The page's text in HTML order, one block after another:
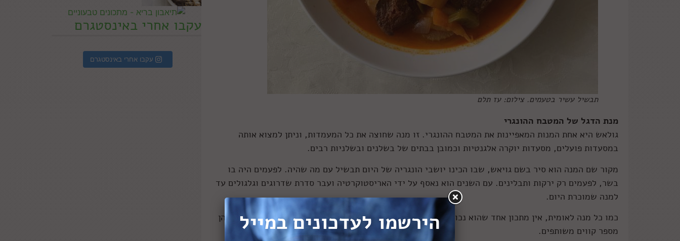
עקבו אחרי באינסטגרם
עקבו אחרי באינסטגרם
תבשיל עשיר בטעמים. צילום: עז תלם
מנת הדגל של המטבח ההונגרי
גולאש היא אחת המנות המאפיינות את המטבח ההונגרי. זו מנה שחוצה את כל המעמדות, וניתן למצוא אותה
במסעדות פועלים, מסעדות יוקרה אלגנטיות וכמובן בבתים של בשלנים ובשלניות רבים.
מקור שם המנה הוא סיר בשם גויאש, שבו הכינו יושבי הונגריה של היום תבשיל עם מה שהיה. לפעמים היה בו
בשר, לפעמים רק ירקות ותבלינים. עם השנים הוא נאסף על ידי האריסטוקרטיה ועבר סדרת שדרוגים וגלגולים עד
למנה שמוכרת היום.
כמו כל מנה לאומית, אין מתכון אחד שהוא נכון ביותר לגולאש. במקום, יש מאות גרסאות שונות, שחולקות ביניהן
מספר קווים משותפים.
הירשמו לעדכונים במייל